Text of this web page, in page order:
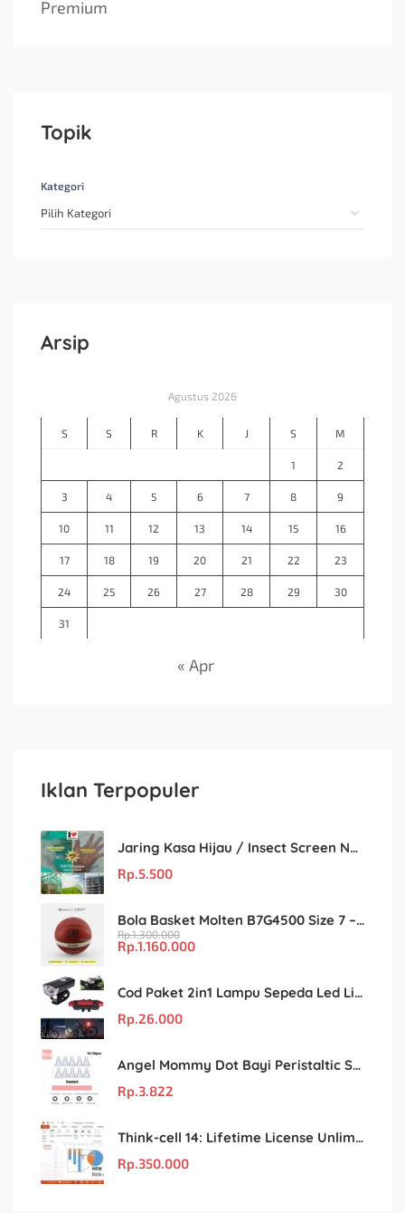
Premium
Topik
Kategori
Arsip
Agustus 2026
S S R K J S M
1 2
3 4 5 6 7 8 9
10 11 12 13 14 15 16
17 18 19 20 21 22 23
24 25 26 27 28 29 30
31
« Apr
Iklan Terpopuler
Jaring Kasa Hijau / Insect Screen Net – Kualitas Terjamin & Harga Eceran Terjangkau
Rp.5.500
Bola Basket Molten B7G4500 Size 7 – Resmi FIBA & IBL
Rp.1.300.000
Rp.1.160.000
Cod Paket 2in1 Lampu Sepeda Led Light Depan Dan Belakang Rechargeable
Rp.26.000
Angel Mommy Dot Bayi Peristaltic S/M/L/X-Cut / Puting Lebar Buram 10pcs
Rp.3.822
Think-cell 14: Lifetime License Unlimited User untuk PowerPoint & Excel
Rp.350.000